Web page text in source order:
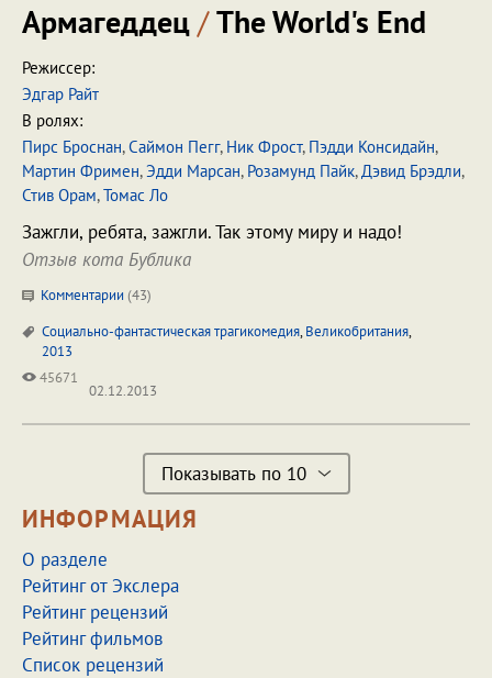
Армагеддец/The World's End
Режиссер:
Эдгар Райт
В ролях:
Пирс Броснан,Саймон Пегг, Ник Фрост, Пэдди Консидайн,
Мартин Фримен,Эдди Марсан, Розамунд Пайк,Дэвид Брэдли,
Стив Орам,Томас Ло
Зажгли, ребята, зажгли. Так этому миру и надо!
Отзыв кота Бублика
Комментарии (43)
Социально-фантастическая трагикомедия,Великобритания,
2013
45671
02.12.2013
Показывать по 10
ИНФОРМАЦИЯ
О разделе
Рейтинг от Экслера
Рейтинг рецензий
Рейтинг фильмов
Список рецензий